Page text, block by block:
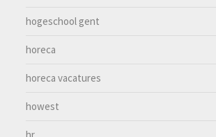
hogeschool gent
horeca
horeca vacatures
howest
hr